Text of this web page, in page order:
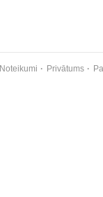
Noteikumi Privātums